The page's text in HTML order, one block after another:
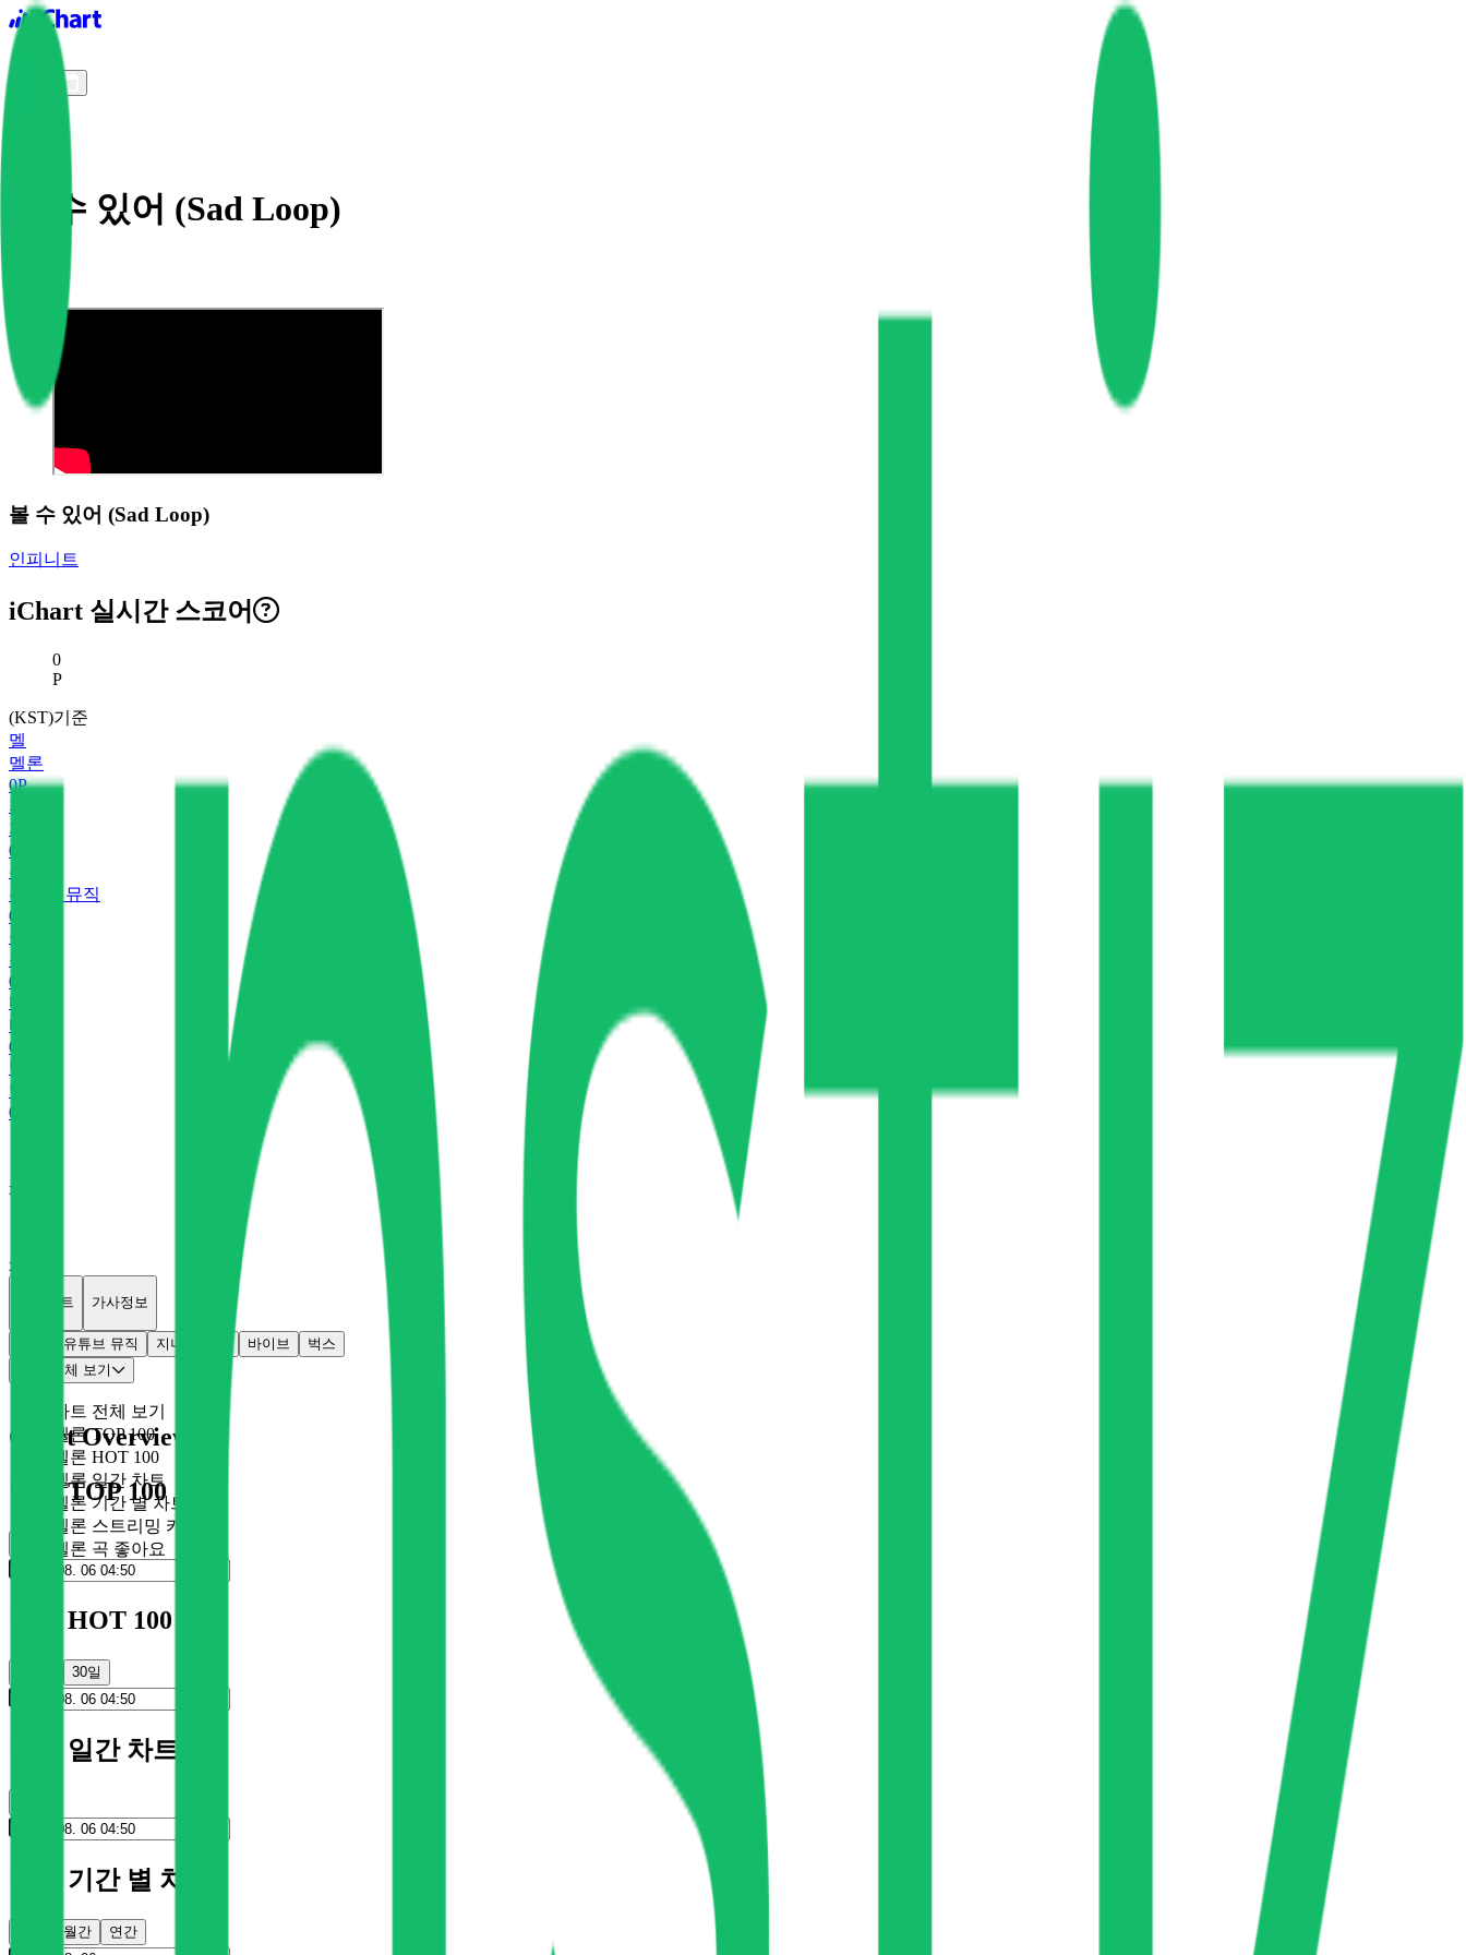
iChart logo
볼 수 있어 (Sad Loop)
볼 수 있어 (Sad Loop)
인피니트
iChart 실시간 스코어
현재 스코어
0
P
(KST)기준
멜
멜론
0P
지
지니
0
유
유튜브 뮤직
0
플
플로
0
바
바이브
0
벅
벅스
0
x
x
개별차트 가사정보
유튜브 뮤직 지니 바이브
벅스
차트 전체 보기
차트 전체 보기
멜론 TOP 100
멜론 HOT 100
멜론 일간 차트
멜론 기간 별 차트
멜론 스트리밍 카드
멜론 곡 좋아요
Chart Overview
멜론 TOP 100
멜론 HOT 100
30일
멜론 일간 차트
멜론 기간 별 차트
월간 연간